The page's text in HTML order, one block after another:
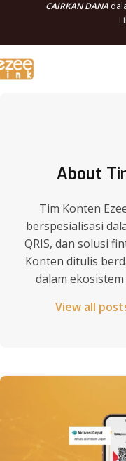
CAIRKAN DANA
About
Tim Konten
berspesialisasi
QRIS, dan solusi
Konten ditulis
dalam
View all